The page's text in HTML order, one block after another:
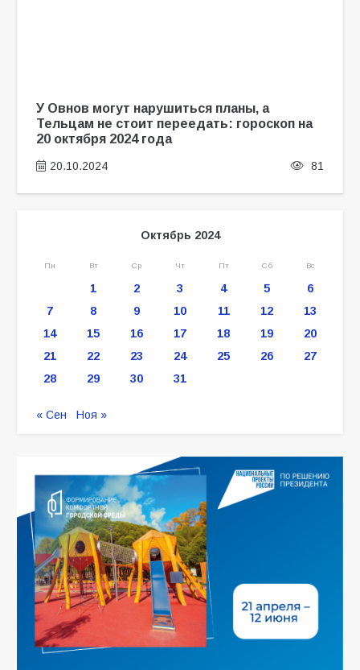
У Овнов могут нарушиться планы, а
Тельцам не стоит переедать: гороскоп на
20 октября 2024 года
20.10.2024 81
Октябрь 2024
Пн Вт Ср Чт Пт Сб Вс
1 2 3 4 5
6
7
8 9 10 11 12
13
14
15 16 17 18 19
20
21
22 23 24 25 26
27
28
29 30 31
« Сен Ноя »